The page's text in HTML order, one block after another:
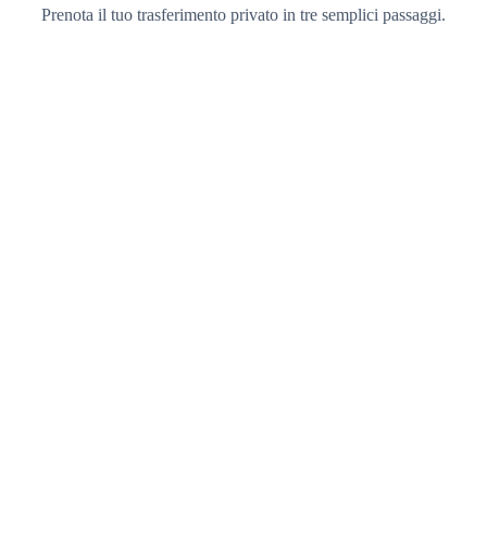
Prenota il tuo trasferimento privato in tre semplici passaggi.